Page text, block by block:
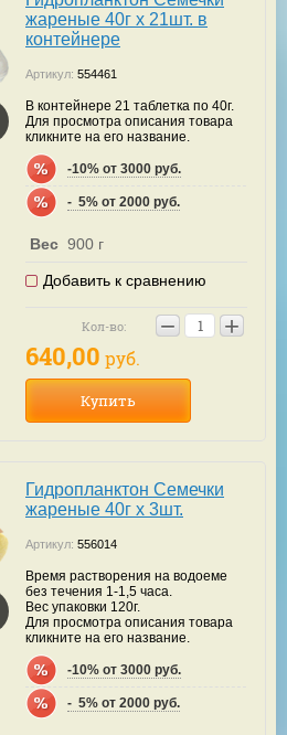
жареные 40г х 21шт. в
контейнере
Артикул: 554461
В контейнере 21 таблетка по 40г.
Для просмотра описания товара
кликните на его название.
-10% от 3000 руб.
-  5% от 2000 руб.
Вес 900 г
Добавить к сравнению
Кол-во: − +
640,00 руб.
Купить
Гидропланктон Семечки
жареные 40г х 3шт.
Артикул: 556014
Время растворения на водоеме
без течения 1-1,5 часа.
Вес упаковки 120г.
Для просмотра описания товара
кликните на его название.
-10% от 3000 руб.
-  5% от 2000 руб.